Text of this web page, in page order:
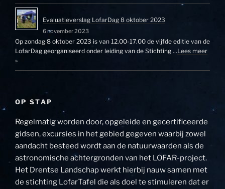
Evaluatieverslag LofarDag 8 oktober 2023
6 november 2023
Op zondag 8 oktober 2023 is van 12.00-17.00 de vijfde editie van de
LofarDag georganiseerd onder leiding van de Stichting …Lees meer
»
OP STAP
Regelmatig worden door, opgeleide en gecertificeerde
gidsen, excursies in het gebied gegeven waarbij zowel
aandacht besteed wordt aan de natuurwaarden als de
astronomische achtergronden van het LOFAR-project.
Het Drentse Landschap werkt hierbij nauw samen met
de stichting LofarTafel die als doel te stimuleren dat er